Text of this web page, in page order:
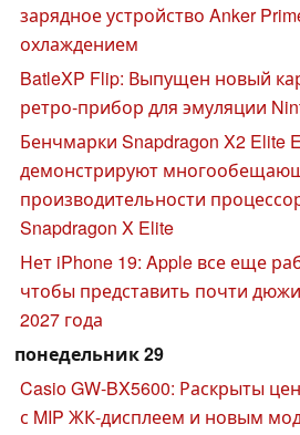
зарядное устройство Anker
охлаждением
BatleXP Flip: Выпущен новый
ретро-прибор для эмуляции
Бенчмарки Snapdragon X2 Elite
демонстрируют
производительности
Snapdragon X Elite
Нет iPhone 19: Apple все еще
чтобы представить почти
2027 года
понедельник 29
Casio GW-BX5600: Раскрыты
с MIP ЖК-дисплеем и новым